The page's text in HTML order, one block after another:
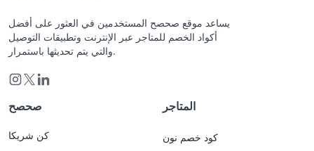
يساعد موقع صحصح المستخدمين في العثور على أفضل
أكواد الخصم للمتاجر عبر الإنترنت وتطبيقات التوصيل
والتي يتم تحديثها باستمرار.
صحصح
كن شريكا
المتاجر
كود خصم نون